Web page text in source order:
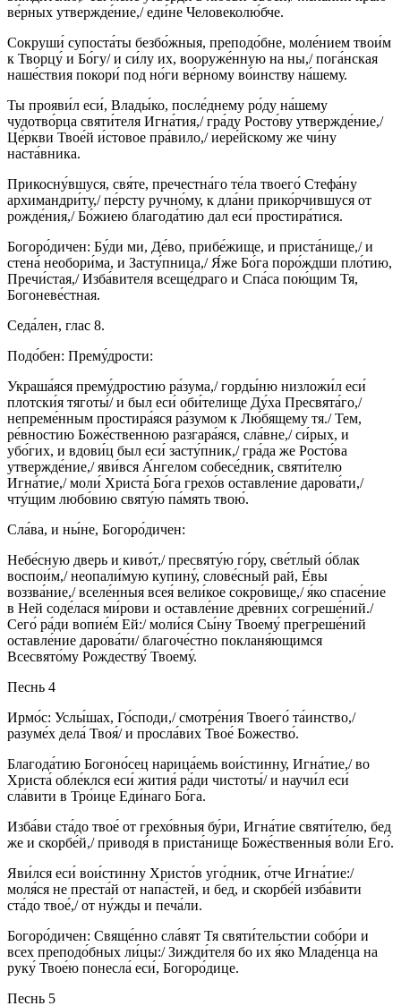
ве́рных утвержде́ние,/ еди́не Человеколю́бче.
Сокруши́ супоста́ты безбо́жныя, преподо́бне, моле́нием твои́м
к Творцу́ и Бо́гу/ и си́лу их, вооруже́нную на ны,/ пога́нская
наше́ствия покори́ под но́ги ве́рному во́инству на́шему.
Ты прояви́л еси́, Влады́ко, после́днему ро́ду на́шему
чудотво́рца святи́теля Игна́тия,/ гра́ду Росто́ву утвержде́ние,/
Це́ркви Твое́й и́стовое пра́вило,/ иере́йскому же чи́ну
наста́вника.
Прикосну́вшуся, свя́те, пречестна́го те́ла твоего́ Стефа́ну
архимандри́ту,/ пе́рсту ручно́му, к дла́ни прико́рчившуся от
рожде́ния,/ Бо́жиею благода́тию дал еси́ простира́тися.
Богоро́дичен: Бу́ди ми, Де́во, прибе́жище, и приста́нище,/ и
стена́ необори́ма, и Засту́пница,/ Я́же Бо́га поро́ждши пло́тию,
Пречи́стая,/ Изба́вителя всеще́драго и Спа́са пою́щим Тя,
Богоневе́стная.
Седа́лен, глас 8.
Подо́бен: Прему́дрости:
Украша́яся прему́дростию ра́зума,/ горды́ню низложи́л еси́
плотски́я тяготы́/ и был еси́ оби́телище Ду́ха Пресвята́го,/
непреме́нным простира́яся ра́зумом к Лю́бящему тя./ Тем,
ре́вностию Боже́ственною разгара́яся, сла́вне,/ си́рых, и
убо́гих, и вдови́ц был еси́ засту́пник,/ гра́да же Росто́ва
утвержде́ние,/ яви́вся А́нгелом собесе́дник, святи́телю
Игна́тие,/ моли́ Христа́ Бо́га грехо́в оставле́ние дарова́ти,/
чту́щим любо́вию святу́ю па́мять твою́.
Сла́ва, и ны́не, Богоро́дичен:
Небе́сную дверь и киво́т,/ пресвяту́ю го́ру, све́тлый о́блак
воспои́м,/ неопали́мую купину́, слове́сный рай, Е́вы
воззва́ние,/ вселе́нныя всея́ вели́кое сокро́вище,/ я́ко спасе́ние
в Ней соде́лася ми́рови и оставле́ние дре́вних согреше́ний./
Сего́ ра́ди вопие́м Ей:/ моли́ся Сы́ну Твоему́ прегреше́ний
оставле́ние дарова́ти/ благоче́стно покланя́ющимся
Всесвято́му Рождеству́ Твоему́.
Песнь 4
Ирмо́с: Услы́шах, Го́споди,/ смотре́ния Твоего́ та́инство,/
разуме́х дела́ Твоя́/ и просла́вих Твое́ Божество́.
Благода́тию Богоно́сец нарица́емь вои́стинну, Игна́тие,/ во
Христа́ обле́клся еси́ жития́ ра́ди чистоты́/ и научи́л еси́
сла́вити в Тро́ице Еди́наго Бо́га.
Изба́ви ста́до твое́ от грехо́вныя бу́ри, Игна́тие святи́телю, бед
же и скорбе́й,/ приводя́ в приста́нище Боже́ственныя́ во́ли Его́.
Яви́лся еси́ вои́стинну Христо́в уго́дник, о́тче Игна́тие:/
моля́ся не преста́й от напа́стей, и бед, и скорбе́й изба́вити
ста́до твое́,/ от ну́жды и печа́ли.
Богоро́дичен: Свяще́нно сла́вят Тя святи́тельстии собо́ри и
всех преподо́бных ли́цы:/ Зижди́теля бо их я́ко Младе́нца на
руку́ Твое́ю понесла́ еси́, Богоро́дице.
Песнь 5